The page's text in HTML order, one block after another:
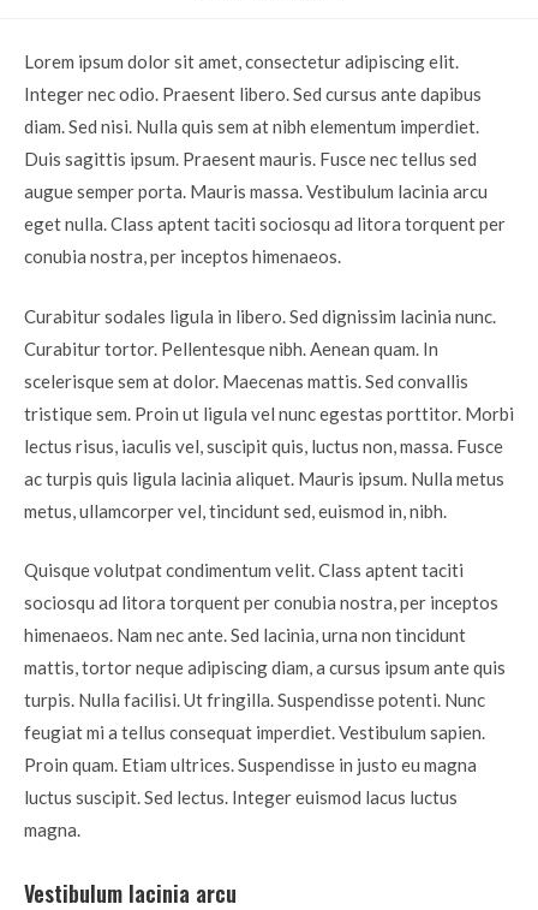
Lorem ipsum dolor sit amet, consectetur adipiscing elit.
Integer nec odio. Praesent libero. Sed cursus ante dapibus
diam. Sed nisi. Nulla quis sem at nibh elementum imperdiet.
Duis sagittis ipsum. Praesent mauris. Fusce nec tellus sed
augue semper porta. Mauris massa. Vestibulum lacinia arcu
eget nulla. Class aptent taciti sociosqu ad litora torquent per
conubia nostra, per inceptos himenaeos.
Curabitur sodales ligula in libero. Sed dignissim lacinia nunc.
Curabitur tortor. Pellentesque nibh. Aenean quam. In
scelerisque sem at dolor. Maecenas mattis. Sed convallis
tristique sem. Proin ut ligula vel nunc egestas porttitor. Morbi
lectus risus, iaculis vel, suscipit quis, luctus non, massa. Fusce
ac turpis quis ligula lacinia aliquet. Mauris ipsum. Nulla metus
metus, ullamcorper vel, tincidunt sed, euismod in, nibh.
Quisque volutpat condimentum velit. Class aptent taciti
sociosqu ad litora torquent per conubia nostra, per inceptos
himenaeos. Nam nec ante. Sed lacinia, urna non tincidunt
mattis, tortor neque adipiscing diam, a cursus ipsum ante quis
turpis. Nulla facilisi. Ut fringilla. Suspendisse potenti. Nunc
feugiat mi a tellus consequat imperdiet. Vestibulum sapien.
Proin quam. Etiam ultrices. Suspendisse in justo eu magna
luctus suscipit. Sed lectus. Integer euismod lacus luctus
magna.
Vestibulum lacinia arcu